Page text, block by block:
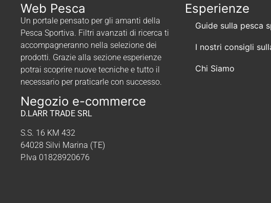
Web Pesca
Un portale pensato per gli amanti della
Pesca Sportiva. Filtri avanzati di ricerca ti
accompagneranno nella selezione dei
prodotti. Grazie alla sezione esperienze
potrai scoprire nuove tecniche e tutto il
necessario per praticarle con successo.
Negozio e-commerce
D.LARR TRADE SRL
S.S. 16 KM 432
64028 Silvi Marina (TE)
P.Iva 01828920676
Esperienze
Guide sulla pesca
I nostri consigli
Chi Siamo